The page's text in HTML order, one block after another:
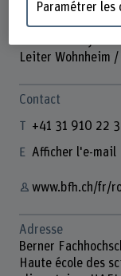
Leiter Wohnheim
Contact
+41 31 910 22
Afficher l'e-mail
www.bfh.ch/fr/
Adresse
Berner
Haute école des
Paramétrer les